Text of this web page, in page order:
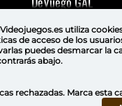
DeVuego LATAM
DeVuego Portugal
utiliza
de acceso de los
puedes desmarcar la
abajo.
rechazadas. Marca esta